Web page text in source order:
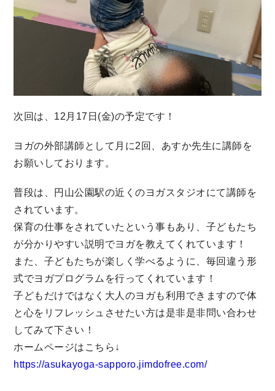
次回は、12月17日(金)の予定です！
ヨガの外部講師として月に2回、あすか先生に講師を
お願いしております。
普段は、円山公園駅の近くのヨガスタジオにて講師を
されています。
保育の仕事をされていたという事もあり、子どもたち
が分かりやすい説明でヨガを教えてくれています！
また、子どもたちが楽しく学べるように、毎回違う形
式でヨガプログラムを行ってくれています！
子どもだけではなく大人のヨガも利用できますので体
と心をリフレッシュさせたい方は是非是非問い合わせ
してみて下さい！
ホームページはこちら↓
https://asukayoga-sapporo.jimdofree.com/